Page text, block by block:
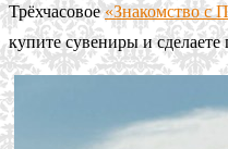
Трёхчасовое«Знакомство с
купите сувениры и